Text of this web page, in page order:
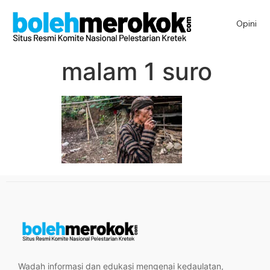
Opini
malam 1 suro
Wadah informasi dan edukasi mengenai kedaulatan,